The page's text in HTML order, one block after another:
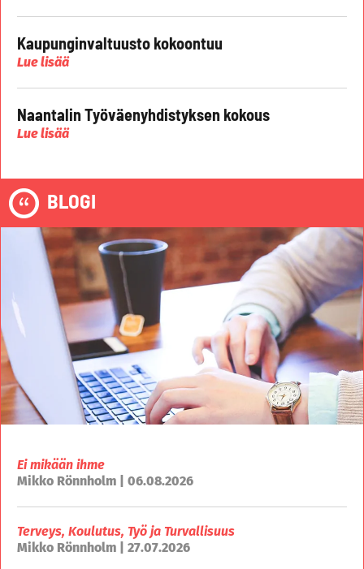
Kaupunginvaltuusto kokoontuu
Lue lisää
Naantalin Työväenyhdistyksen kokous
Lue lisää
BLOGI
Ei mikään ihme
Mikko Rönnholm | 06.08.2026
Terveys, Koulutus, Työ ja Turvallisuus
Mikko Rönnholm | 27.07.2026